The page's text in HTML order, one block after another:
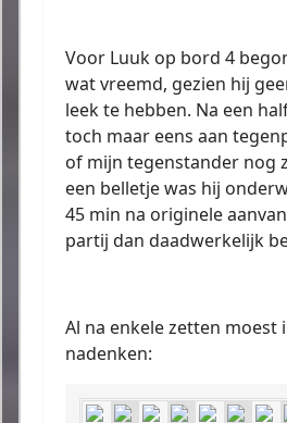
Voor Luuk op bord 4
wat vreemd, gezien hij
leek te hebben. Na een
toch maar eens aan
of mijn tegenstander nog
een belletje was hij
45 min na originele
partij dan daadwerkelijk
Al na enkele zetten moest
nadenken: